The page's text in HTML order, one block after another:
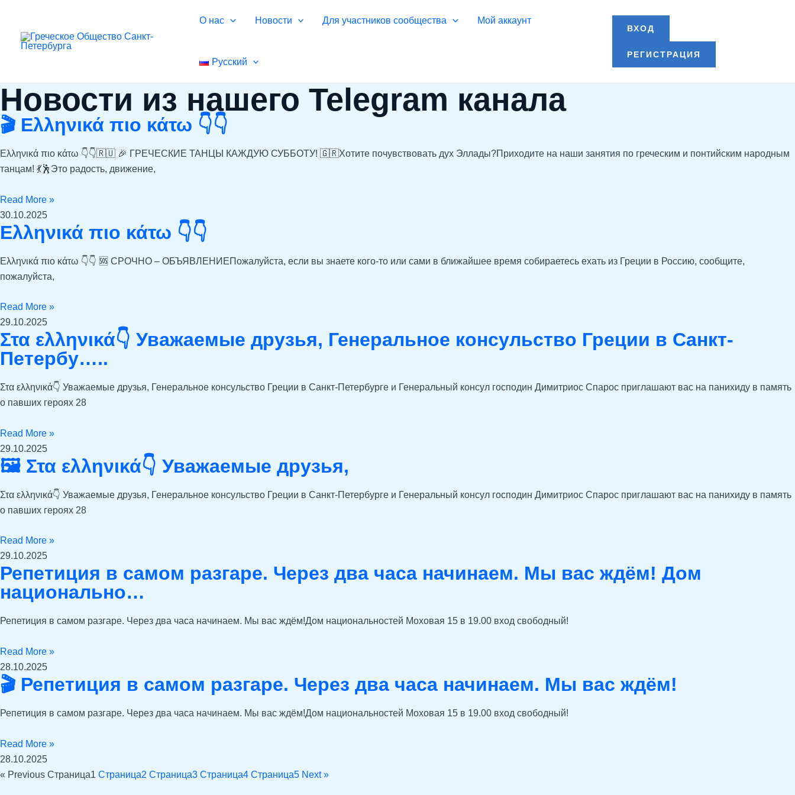
содержимому
О нас Новости Для участников сообщества Мой аккаунт
Русский
ВХОД
РЕГИСТРАЦИЯ
Новости из нашего Telegram канала
🎬 Ελληνικά πιο κάτω 👇👇
Ελληνικά πιο κάτω 👇👇🇷🇺 🎉 ГРЕЧЕСКИЕ ТАНЦЫ КАЖДУЮ СУББОТУ! 🇬🇷Хотите почувствовать дух Эллады?Приходите на наши занятия по греческим и понтийским народным
танцам! 💃🕺Это радость, движение,
Read More »
30.10.2025
Ελληνικά πιο κάτω 👇👇
Ελληνικά πιο κάτω 👇👇 🆘 СРОЧНО – ОБЪЯВЛЕНИЕПожалуйста, если вы знаете кого-то или сами в ближайшее время собираетесь ехать из Греции в Россию, сообщите,
пожалуйста,
Read More »
29.10.2025
Στα ελληνικά👇 Уважаемые друзья, Генеральное консульство Греции в Санкт-
Петербу…..
Στα ελληνικά👇 Уважаемые друзья, Генеральное консульство Греции в Санкт-Петербурге и Генеральный консул господин Димитриос Спарос приглашают вас на панихиду в память
о павших героях 28
Read More »
29.10.2025
🖼 Στα ελληνικά👇 Уважаемые друзья,
Στα ελληνικά👇 Уважаемые друзья, Генеральное консульство Греции в Санкт-Петербурге и Генеральный консул господин Димитриос Спарос приглашают вас на панихиду в память
о павших героях 28
Read More »
29.10.2025
Репетиция в самом разгаре. Через два часа начинаем. Мы вас ждём! Дом
национально…
Репетиция в самом разгаре. Через два часа начинаем. Мы вас ждём!Дом национальностей Моховая 15 в 19.00 вход свободный!
Read More »
28.10.2025
🎬 Репетиция в самом разгаре. Через два часа начинаем. Мы вас ждём!
Репетиция в самом разгаре. Через два часа начинаем. Мы вас ждём!Дом национальностей Моховая 15 в 19.00 вход свободный!
Read More »
28.10.2025
« Previous Страница1 Страница2 Страница3 Страница4 Страница5 Next »